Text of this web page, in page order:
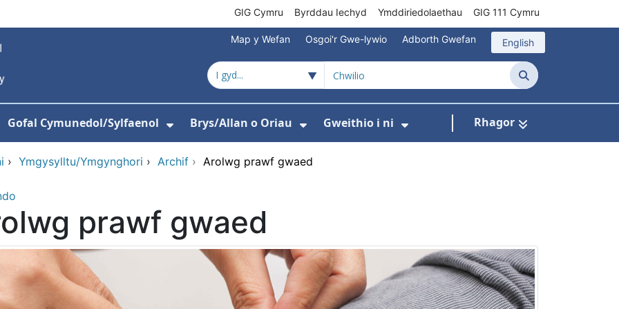
GIG Cymru Byrddau Iechyd Ymddiriedolaethau GIG 111 Cymru
Map y Wefan Osgoi'r Gwe-lywio Adborth Gwefan English
Chwilio
ar gyfer Amdanom Ni
Gofal Cymunedol/Sylfaenol Brys/Allan o Oriau Gweithio i ni Rhagor
› Ymgysylltu/Ymgynghori › Archif › Arolwg prawf gwaed
prawf gwaed